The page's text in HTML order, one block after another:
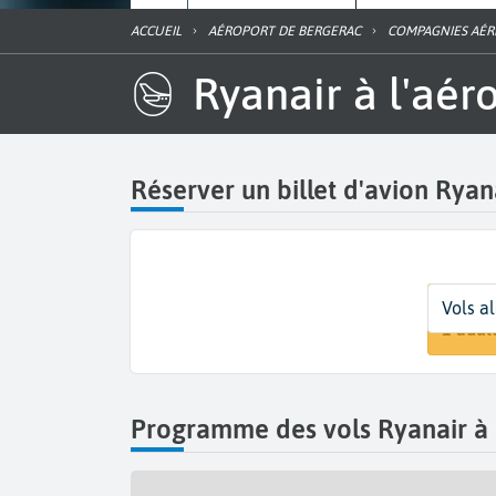
ACCUEIL AÉROPORT DE BERGERAC COMPAGNIES
Ryanair à
Réserver un billet d'avion
Départ
Dates
Dates
1
Vols
Programme des vols Ryanair à